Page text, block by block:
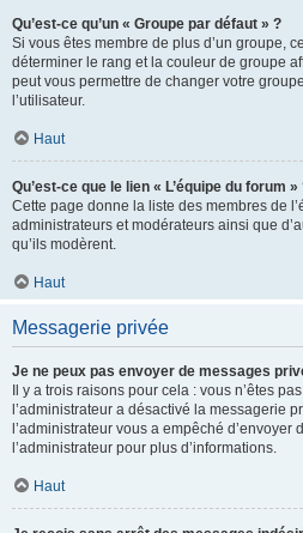
Qu’est-ce qu’un « Groupe par défaut » ?
Si vous êtes membre de plus d’un groupe,
déterminer le rang et la couleur de groupe
peut vous permettre de changer votre
l’utilisateur.
Haut
Qu’est-ce que le lien « L’équipe du forum »
Cette page donne la liste des membres de
administrateurs et modérateurs ainsi que
qu’ils modèrent.
Haut
Messagerie privée
Je ne peux pas envoyer de messages
Il y a trois raisons pour cela : vous n’êtes
l’administrateur a désactivé la messagerie
l’administrateur vous a empêché d’envoyer
l’administrateur pour plus d’informations.
Haut